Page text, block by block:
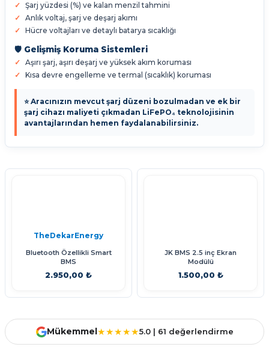
Şarj yüzdesi (%) ve kalan menzil tahmini
Anlık voltaj, şarj ve deşarj akımı
Hücre voltajları ve detaylı batarya sıcaklığı
🛡️ Gelişmiş Koruma Sistemleri
Aşırı şarj, aşırı deşarj ve yüksek akım koruması
Kısa devre engelleme ve termal (sıcaklık) koruması
⭐ Aracınızın mevcut şarj düzeni bozulmadan ve ek bir
şarj cihazı maliyeti çıkmadan LiFePO₄ teknolojisinin
avantajlarından hemen faydalanabilirsiniz.
TheDekarEnergy
Bluetooth Özellikli Smart
BMS
2.950,00 ₺
JK BMS 2.5 inç Ekran
Modülü
1.500,00 ₺
Mükemmel★★★★★5.0 | 61 değerlendirme